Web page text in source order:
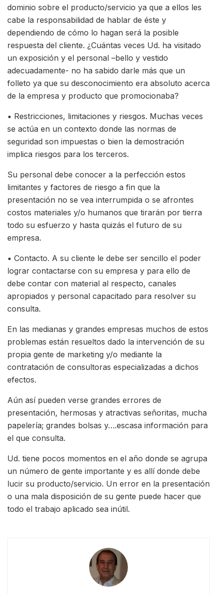
dominio sobre el producto/servicio ya que a ellos les
cabe la responsabilidad de hablar de éste y
dependiendo de cómo lo hagan será la posible
respuesta del cliente. ¿Cuántas veces Ud. ha visitado
un exposición y el personal –bello y vestido
adecuadamente- no ha sabido darle más que un
folleto ya que su desconocimiento era absoluto acerca
de la empresa y producto que promocionaba?
• Restricciones, limitaciones y riesgos. Muchas veces
se actúa en un contexto donde las normas de
seguridad son impuestas o bien la demostración
implica riesgos para los terceros.
Su personal debe conocer a la perfección estos
limitantes y factores de riesgo a fin que la
presentación no se vea interrumpida o se afrontes
costos materiales y/o humanos que tirarán por tierra
todo su esfuerzo y hasta quizás el futuro de su
empresa.
• Contacto. A su cliente le debe ser sencillo el poder
lograr contactarse con su empresa y para ello de
debe contar con material al respecto, canales
apropiados y personal capacitado para resolver su
consulta.
En las medianas y grandes empresas muchos de estos
problemas están resueltos dado la intervención de su
propia gente de marketing y/o mediante la
contratación de consultoras especializadas a dichos
efectos.
Aún así pueden verse grandes errores de
presentación, hermosas y atractivas señoritas, mucha
papelería; grandes bolsas y….escasa información para
el que consulta.
Ud. tiene pocos momentos en el año donde se agrupa
un número de gente importante y es allí donde debe
lucir su producto/servicio. Un error en la presentación
o una mala disposición de su gente puede hacer que
todo el trabajo aplicado sea inútil.